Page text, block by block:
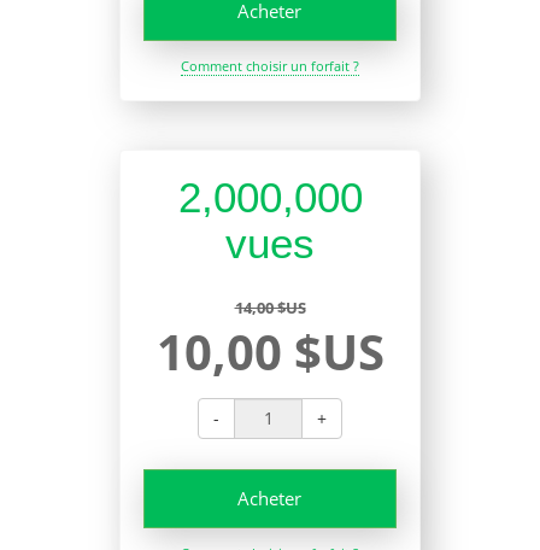
Acheter
Comment choisir un forfait ?
2,000,000
vues
14,00 $US
10,00 $US
- +
Acheter